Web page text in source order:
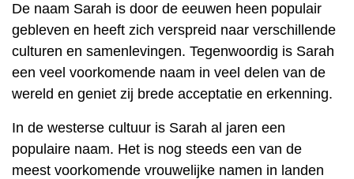
De naam Sarah is door de eeuwen heen populair
gebleven en heeft zich verspreid naar verschillende
culturen en samenlevingen. Tegenwoordig is Sarah
een veel voorkomende naam in veel delen van de
wereld en geniet zij brede acceptatie en erkenning.
In de westerse cultuur is Sarah al jaren een
populaire naam. Het is nog steeds een van de
meest voorkomende vrouwelijke namen in landen